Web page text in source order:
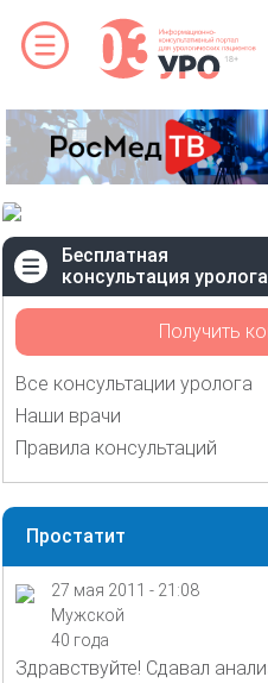
Бесплатная
консультация уролога
Получить
Все консультации уролога
Наши врачи
Правила консультаций
Простатит
27 мая 2011 - 21:08
Мужской
40 года
Здравствуйте! Сдавал